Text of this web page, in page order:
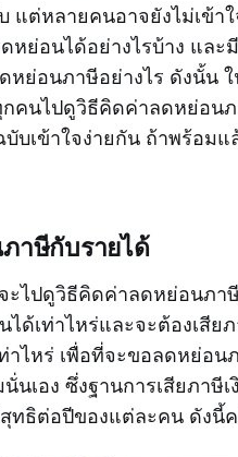
แต่หลายคนอาจยังไม่เข้าใ
หย่อนได้อย่างไรบ้าง แล
หย่อนภาษีอย่างไร ดังนั้น
คนไปดูวิธีคิดค่าลดหย่อน
บเข้าใจง่ายกัน ถ้าพร้อมแ
าษีกับรายได้
ะไปดูวิธีคิดค่าลดหย่อนภา
นได้เท่าไหร่และจะต้องเสีย
าไหร่ เพื่อที่จะขอลดหย่อน
นเอง ซึ่งฐานการเสียภาษี
ทธิต่อปีของแต่ละคน ดังนี้